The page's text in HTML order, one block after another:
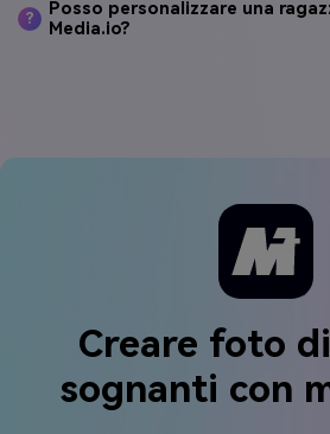
?
Posso personalizzare una
Media.io?
Creare foto
sognanti con